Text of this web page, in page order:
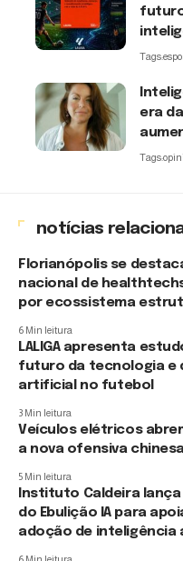
Tags:
era
Tags:
notícias
Florianópolis se
nacional de
por ecossistema
6 Min leitura
LALIGA apresenta
futuro da tecnologia e
artificial no futebol
3 Min leitura
Veículos elétricos
a nova ofensiva
5 Min leitura
Instituto Caldeira
do Ebulição IA para
adoção de inteligência